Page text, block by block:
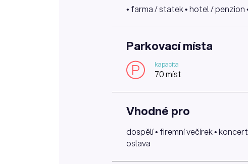
• farma / statek • hotel /
Parkovací místa
P kapacita
70 míst
Vhodné pro
dospělí • firemní večírek •
oslava